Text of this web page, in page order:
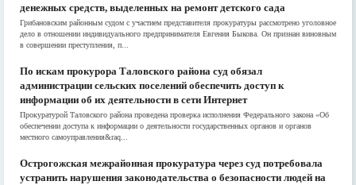
денежных средств, выделенных на ремонт детского сада
Грибановским районным судом с участием представителя прокуратуры рассмотрено уголовное
дело в отношении индивидуального предпринимателя Евгения Быкова. Он признан виновным
в совершении преступления, п...
По искам прокурора Таловского района суд обязал
администрации сельских поселений обеспечить доступ к
информации об их деятельности в сети Интернет
Прокуратурой Таловского района проведена проверка исполнения Федерального закона «Об
обеспечении доступа к информации о деятельности государственных органов и органов
местного самоуправления&raq...
Острогожская межрайонная прокуратура через суд потребовала
устранить нарушения законодательства о безопасности людей на